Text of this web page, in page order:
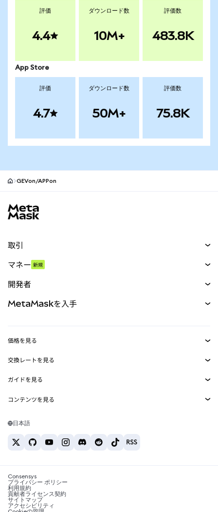
評価
4.4
ダウンロード数
10M+
評価数
483.8K
App Store
評価
4.7
ダウンロード数
50M+
評価数
75.8K
GEVon/APPon
取引
パーペチュアル
RWA
マネー 新規
開発者
MetaMask Connect
Snaps
Web3サービス
MetaMaskを入手
セキュリティ
サポート
キャリア
お問い合わせ
価格を見る
イーサリアムの価格
Solanaの価格
Tetherの価格
交換レートを見る
ETH→USD
USDT→INR
BTC→INR
ETH→USDT
ガイドを見る
ETHの購入
USDTの購入
SHIBの購入
BNBの購入
コンテンツを見る
Solanaウォレット
税制関連ニュース
暗号資産の購入方法は？
ビットコインを売るには？
日本語
Consensys
プライバシー ポリシー
利用規約
貢献者ライセンス契約
サイトマップ
アクセシビリティ